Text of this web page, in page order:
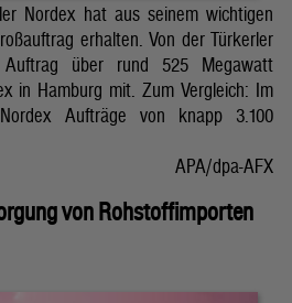
Nordex hat aus seinem wichtigen
erhalten. Von der Türkerler
über rund 525 Megawatt
in Hamburg mit. Zum Vergleich: Im
Aufträge von knapp 3.100
APA/dpa-AFX
von Rohstoffimporten